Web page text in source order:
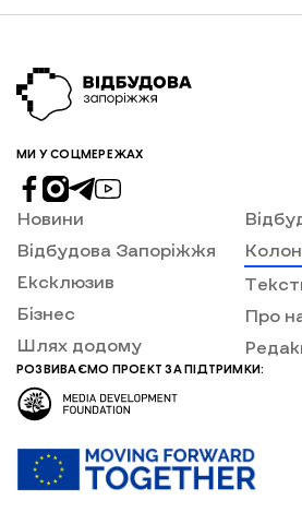
просила сказати їй, що все
МИ У СОЦМЕРЕЖАХ
Новини
Відбудова Запоріжжя
Ексклюзив
Бізнес
Шлях додому
Про
РОЗВИВАЄМО ПРОЕКТ ЗА ПІДТРИМКИ: